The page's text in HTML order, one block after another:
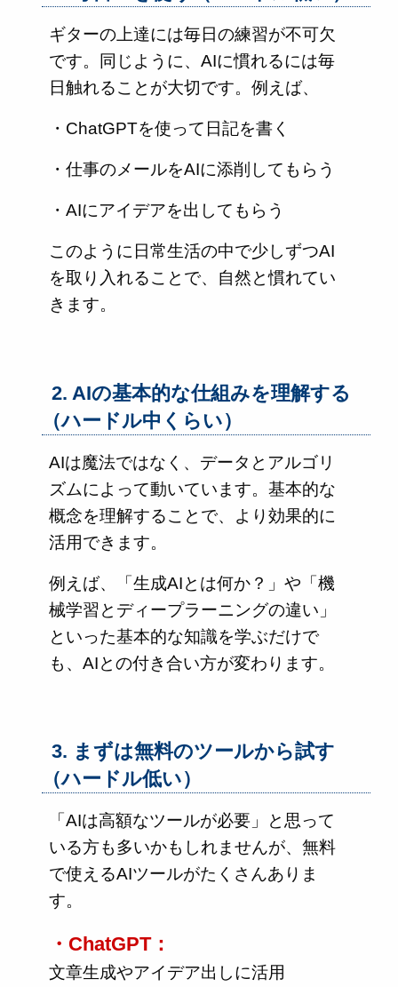
ギターの上達には毎日の練習が不可欠
です。同じように、AIに慣れるには毎
日触れることが大切です。例えば、
・ChatGPTを使って日記を書く
・仕事のメールをAIに添削してもらう
・AIにアイデアを出してもらう
このように日常生活の中で少しずつAI
を取り入れることで、自然と慣れてい
きます。
2. AIの基本的な仕組みを理解する
（ハードル中くらい）
AIは魔法ではなく、データとアルゴリ
ズムによって動いています。基本的な
概念を理解することで、より効果的に
活用できます。
例えば、「生成AIとは何か？」や「機
械学習とディープラーニングの違い」
といった基本的な知識を学ぶだけで
も、AIとの付き合い方が変わります。
3. まずは無料のツールから試す
（ハードル低い）
「AIは高額なツールが必要」と思って
いる方も多いかもしれませんが、無料
で使えるAIツールがたくさんありま
す。
・ChatGPT：
文章生成やアイデア出しに活用